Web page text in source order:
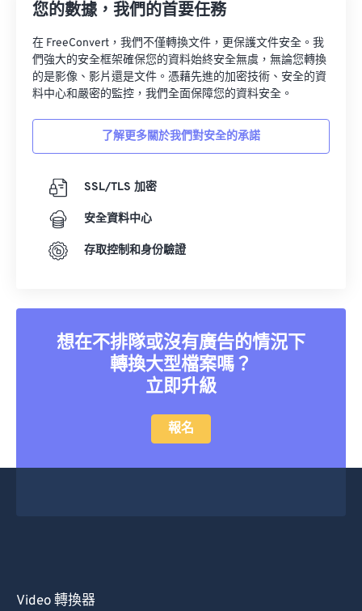
您的數據，我們的首要任務
在 FreeConvert，我們不僅轉換文件，更保護文件安全。我
們強大的安全框架確保您的資料始終安全無虞，無論您轉換
的是影像、影片還是文件。憑藉先進的加密技術、安全的資
料中心和嚴密的監控，我們全面保障您的資料安全。
了解更多關於我們對安全的承諾
SSL/TLS 加密
安全資料中心
存取控制和身份驗證
想在不排隊或沒有廣告的情況下
轉換大型檔案嗎？
立即升級
報名
Video 轉換器